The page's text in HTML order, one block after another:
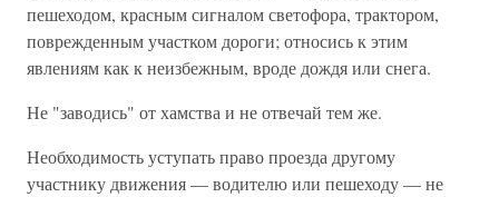
пешеходом, красным сигналом светофора, трактором,
поврежденным участком дороги; относись к этим
явлениям как к неизбежным, вроде дождя или снега.
Не "заводись" от хамства и не отвечай тем же.
Необходимость уступать право проезда другому
участнику движения — водителю или пешеходу — не